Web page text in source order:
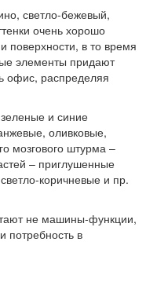
светло-бежевый,
очень хорошо
поверхности, в то время
элементы придают
офис, распределяя
и синие
оливковые,
мозгового штурма –
– приглушенные
коричневые и пр.
не машины-функции,
потребность в